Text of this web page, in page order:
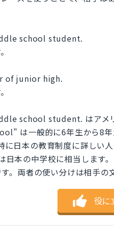
school student.
of junior high.
school student. はアメ
は一般的に6年生から8
日本の教育制度に詳しい
本の中学校に相当しま
。両者の使い分けは相手の
役に